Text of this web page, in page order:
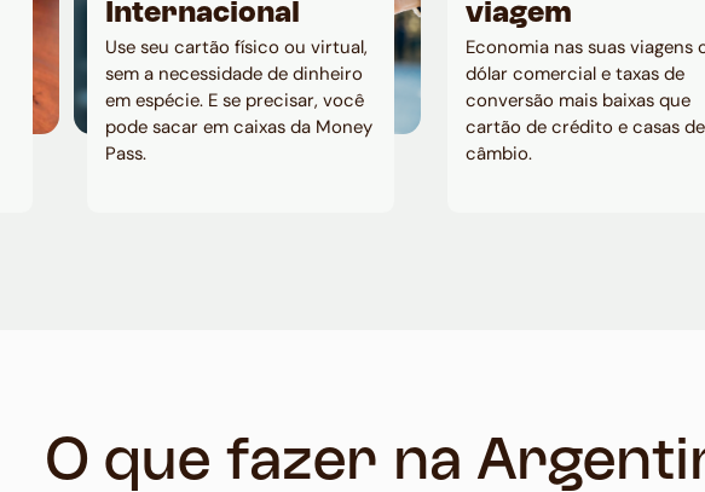
Internacional
Use seu cartão físico ou virtual,
sem a necessidade de dinheiro
em espécie. E se precisar, você
pode sacar em caixas da Money
Pass.
viagem
Economia nas suas viagens
dólar comercial e taxas de
conversão mais baixas que
cartão de crédito e casas de
câmbio.
O que fazer na